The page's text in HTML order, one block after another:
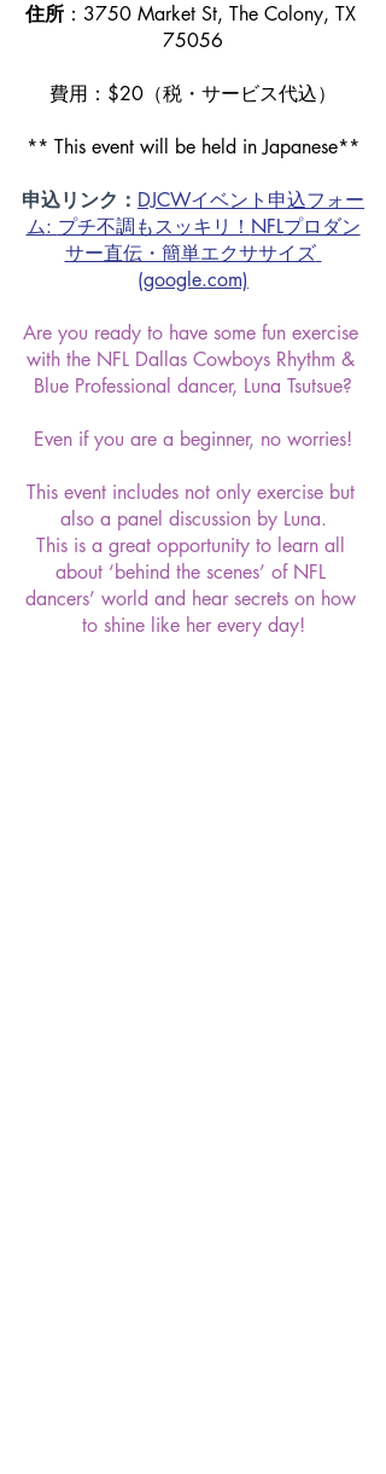
住所：3750 Market St, The Colony, TX
75056
費用：$20（税・サービス代込）
** This event will be held in Japanese**
申込リンク： DJCWイベント申込フォー
ム: プチ不調もスッキリ！ NFLプロダン
サー直伝・簡単エクササイズ
(google.com)
Are you ready to have some fun exercise
with the NFL Dallas Cowboys Rhythm &
Blue Professional dancer, Luna Tsutsue?
Even if you are a beginner, no worries!
This event includes not only exercise but
also a panel discussion by Luna.
This is a great opportunity to learn all
about ‘behind the scenes’ of NFL
dancers’ world and hear secrets on how
to shine like her every day!